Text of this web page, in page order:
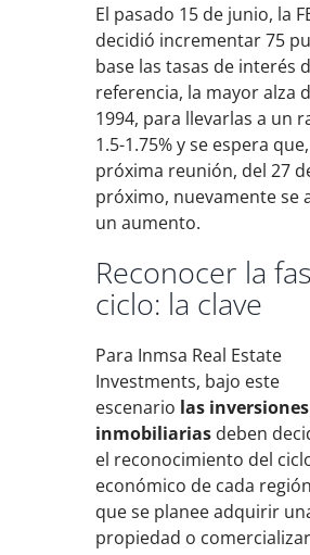
El pasado 15 de junio, la
decidió incrementar 75
base las tasas de interés
referencia, la mayor alza
1994, para llevarlas a un
1.5-1.75% y se espera
próxima reunión, del 27
próximo, nuevamente se
un aumento.
Reconocer la
ciclo: la clave
Para Inmsa Real Estate
Investments, bajo este
escenario las inversiones
inmobiliarias deben
el reconocimiento del
económico de cada
que se planee adquirir
propiedad o